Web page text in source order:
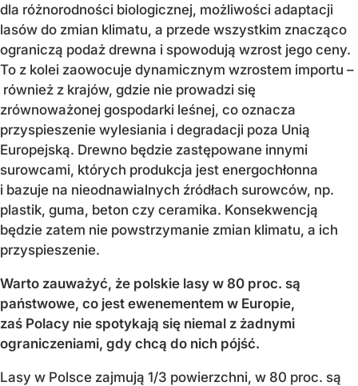
dla różnorodności biologicznej, możliwości adaptacji
lasów do zmian klimatu, a przede wszystkim znacząco
ograniczą podaż drewna i spowodują wzrost jego ceny.
To z kolei zaowocuje dynamicznym wzrostem importu –
również z krajów, gdzie nie prowadzi się
zrównoważonej gospodarki leśnej, co oznacza
przyspieszenie wylesiania i degradacji poza Unią
Europejską. Drewno będzie zastępowane innymi
surowcami, których produkcja jest energochłonna
i bazuje na nieodnawialnych źródłach surowców, np.
plastik, guma, beton czy ceramika. Konsekwencją
będzie zatem nie powstrzymanie zmian klimatu, a ich
przyspieszenie.
Warto zauważyć, że polskie lasy w 80 proc. są
państwowe, co jest ewenementem w Europie,
zaś Polacy nie spotykają się niemal z żadnymi
ograniczeniami, gdy chcą do nich pójść.
Lasy w Polsce zajmują 1/3 powierzchni, w 80 proc. są